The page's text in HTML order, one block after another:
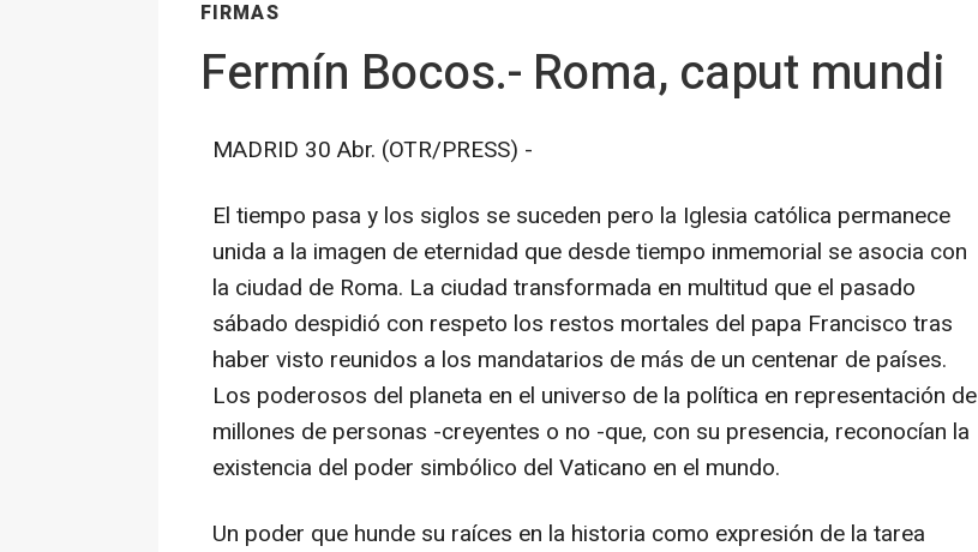
FIRMAS
Fermín Bocos.- Roma, caput mundi
MADRID 30 Abr. (OTR/PRESS) -
El tiempo pasa y los siglos se suceden pero la Iglesia católica permanece
unida a la imagen de eternidad que desde tiempo inmemorial se asocia con
la ciudad de Roma. La ciudad transformada en multitud que el pasado
sábado despidió con respeto los restos mortales del papa Francisco tras
haber visto reunidos a los mandatarios de más de un centenar de países.
Los poderosos del planeta en el universo de la política en representación de
millones de personas -creyentes o no -que, con su presencia, reconocían la
existencia del poder simbólico del Vaticano en el mundo.
Un poder que hunde su raíces en la historia como expresión de la tarea